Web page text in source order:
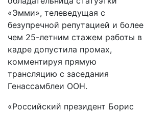
«Эмми», телеведущая с
безупречной репутацией и более
чем 25-летним стажем работы в
кадре допустила промах,
комментируя прямую
трансляцию с заседания
Генассамблеи ООН.
«Российский президент Борис